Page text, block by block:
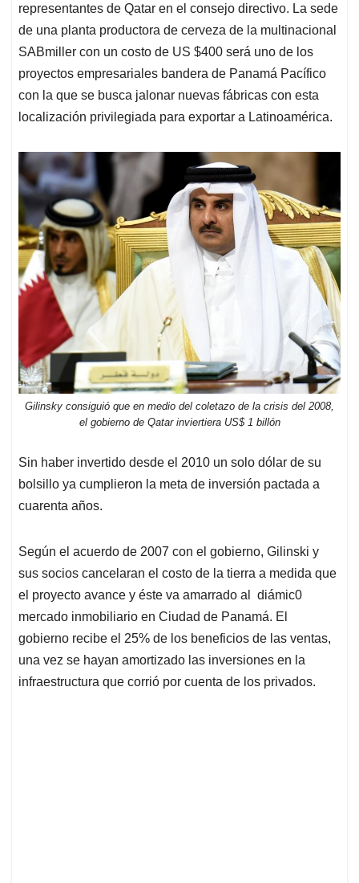
representantes de Qatar en el consejo directivo. La sede
de una planta productora de cerveza de la multinacional
SABmiller con un costo de US $400 será uno de los
proyectos empresariales bandera de Panamá Pacífico
con la que se busca jalonar nuevas fábricas con esta
localización privilegiada para exportar a Latinoamérica.
Gilinsky consiguió que en medio del coletazo de la crisis del 2008,
el gobierno de Qatar inviertiera US$ 1 billón
Sin haber invertido desde el 2010 un solo dólar de su
bolsillo ya cumplieron la meta de inversión pactada a
cuarenta años.
Según el acuerdo de 2007 con el gobierno, Gilinski y
sus socios cancelaran el costo de la tierra a medida que
el proyecto avance y éste va amarrado al diámic0
mercado inmobiliario en Ciudad de Panamá. El
gobierno recibe el 25% de los beneficios de las ventas,
una vez se hayan amortizado las inversiones en la
infraestructura que corrió por cuenta de los privados.